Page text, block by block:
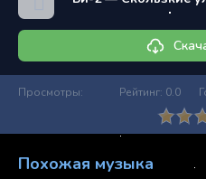
Просмотры: Рейтинг: 0.0
Похожая музыка